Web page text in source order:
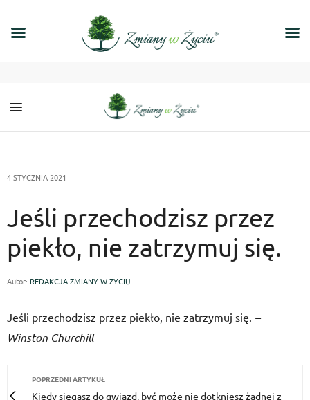
4 STYCZNIA 2021
Jeśli przechodzisz przez
piekło, nie zatrzymuj się.
Autor: REDAKCJA ZMIANY W ŻYCIU
Jeśli przechodzisz przez piekło, nie zatrzymuj się. –
Winston Churchill
POPRZEDNI ARTYKUŁ
Kiedy sięgasz do gwiazd, być może nie dotkniesz żadnej z